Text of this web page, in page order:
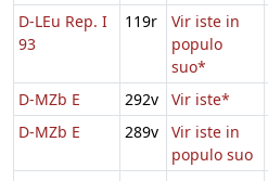
D-LEu Rep. I
93
119r
Vir iste in
populo
suo*
D-MZb E 292v Vir iste*
D-MZb E
289v
Vir iste in
populo suo